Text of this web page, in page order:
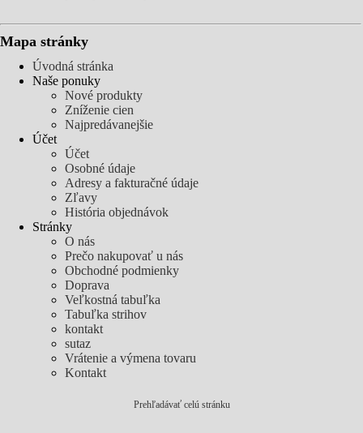
Mapa stránky
Úvodná stránka
Naše ponuky
Nové produkty
Zníženie cien
Najpredávanejšie
Účet
Účet
Osobné údaje
Adresy a fakturačné údaje
Zľavy
História objednávok
Stránky
O nás
Prečo nakupovať u nás
Obchodné podmienky
Doprava
Veľkostná tabuľka
Tabuľka strihov
kontakt
sutaz
Vrátenie a výmena tovaru
Kontakt
Prehľadávať celú stránku